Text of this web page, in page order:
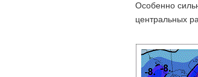
Особенно
центральных